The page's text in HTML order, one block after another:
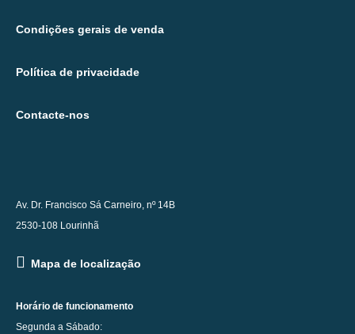
Condições gerais de venda
Política de privacidade
Contacte-nos
Av. Dr. Francisco Sá Carneiro, nº 14B
2530-108 Lourinhã
Mapa de localização
Horário de funcionamento
Segunda a Sábado: